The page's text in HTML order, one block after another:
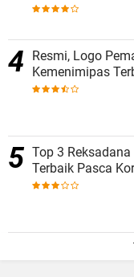
Resmi, Logo
Kemenimipas
Top 3
Terbaik Pasca